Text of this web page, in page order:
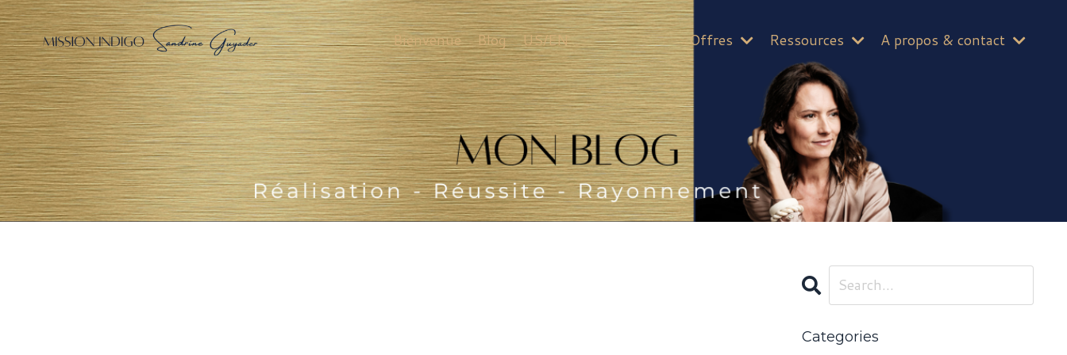
Bienvenue Blog US/EN Offres Ressources A propos & contact
Categories